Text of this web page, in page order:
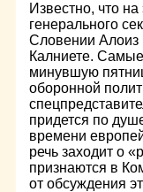
Известно, что
генерального
Словении Алоиз
Калниете.
минувшую
оборонной
придется по
времени
речь заходит о
признаются в
от обсуждения